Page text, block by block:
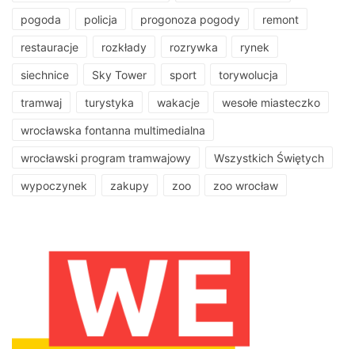
pogoda policja progonoza pogody remont
restauracje rozkłady rozrywka rynek
siechnice Sky Tower sport torywolucja
tramwaj turystyka wakacje wesołe miasteczko
wrocławska fontanna multimedialna
wrocławski program tramwajowy Wszystkich Świętych
wypoczynek zakupy zoo zoo wrocław